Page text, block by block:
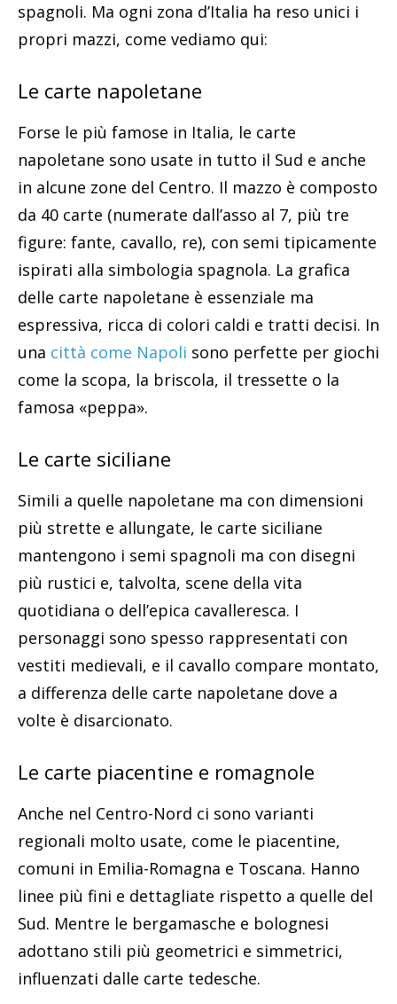
spagnoli. Ma ogni zona d’Italia ha reso unici i
propri mazzi, come vediamo qui:
Le carte napoletane
Forse le più famose in Italia, le carte
napoletane sono usate in tutto il Sud e anche
in alcune zone del Centro. Il mazzo è composto
da 40 carte (numerate dall’asso al 7, più tre
figure: fante, cavallo, re), con semi tipicamente
ispirati alla simbologia spagnola. La grafica
delle carte napoletane è essenziale ma
espressiva, ricca di colori caldi e tratti decisi. In
una città come Napoli sono perfette per giochi
come la scopa, la briscola, il tressette o la
famosa «peppa».
Le carte siciliane
Simili a quelle napoletane ma con dimensioni
più strette e allungate, le carte siciliane
mantengono i semi spagnoli ma con disegni
più rustici e, talvolta, scene della vita
quotidiana o dell’epica cavalleresca. I
personaggi sono spesso rappresentati con
vestiti medievali, e il cavallo compare montato,
a differenza delle carte napoletane dove a
volte è disarcionato.
Le carte piacentine e romagnole
Anche nel Centro-Nord ci sono varianti
regionali molto usate, come le piacentine,
comuni in Emilia-Romagna e Toscana. Hanno
linee più fini e dettagliate rispetto a quelle del
Sud. Mentre le bergamasche e bolognesi
adottano stili più geometrici e simmetrici,
influenzati dalle carte tedesche.